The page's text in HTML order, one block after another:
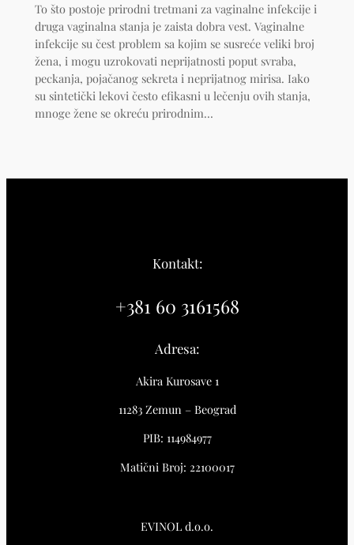
To što postoje prirodni tretmani za vaginalne infekcije i
druga vaginalna stanja je zaista dobra vest. Vaginalne
infekcije su čest problem sa kojim se susreće veliki broj
žena, i mogu uzrokovati neprijatnosti poput svraba,
peckanja, pojačanog sekreta i neprijatnog mirisa. Iako
su sintetički lekovi često efikasni u lečenju ovih stanja,
mnoge žene se okreću prirodnim…
Kontakt:
+381 60 3161568
Adresa:
Akira Kurosave 1
11283 Zemun – Beograd
PIB: 114984977
Matični Broj: 22100017
EVINOL d.o.o.